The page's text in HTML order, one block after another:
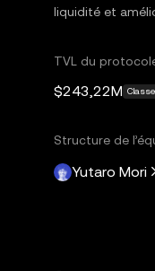
liquidité et
TVL du
$243,22M
Structure de
Yutaro Mori